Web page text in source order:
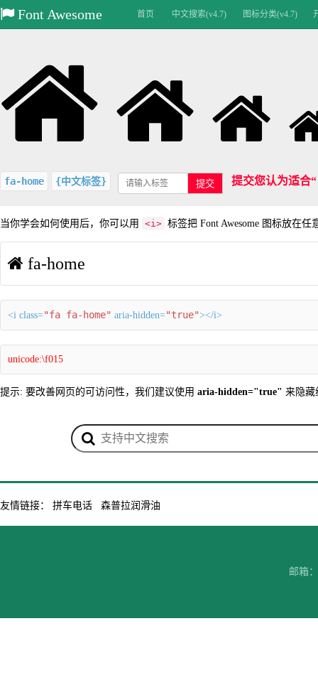
Font Awesome 首页 中文搜索(v4.7) 图标分类(v4.7)
fa-home {中文标签} 提交 提交您认为适合
当你学会如何使用后，你可以用 <i> 标签把 Font Awesome 图标放在任
fa-home
<i class="fa fa-home" aria-hidden="true"></i>
unicode:\f015
提示: 要改善网页的可访问性，我们建议使用 aria-hidden="true" 来隐藏
友情链接： 拼车电话 森普拉润滑油
邮箱